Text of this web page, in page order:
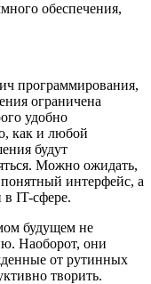
обеспечения,
программирования,
ограничена
удобно
как и любой
будут
Можно ожидать,
интерфейс, а
в IT-сфере.
будущем не
Наоборот, они
от рутинных
творить.